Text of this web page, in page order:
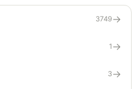
3749→
1 →
3→